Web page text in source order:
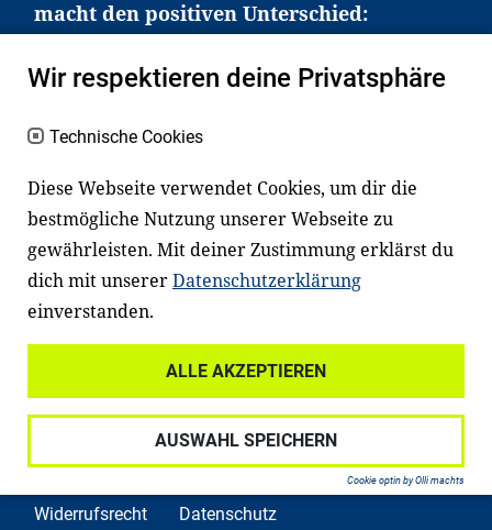
macht den positiven Unterschied:
einem erfolgreichen Berufsleben. Viele
haben aber große Schwierigkeiten dabei.
Unser Angebot richtet sich deshalb gezielt
an Familien sowie an Erzieher*innen,
Lehrer*innen und andere
Fachexpert*innen. Dafür arbeiten wir eng
mit Ministerien, wissenschaftlichen
Widerrufsrecht Datenschutz
Wir respektieren deine Privatsphäre
Technische Cookies
Diese Webseite verwendet Cookies, um dir die
bestmögliche Nutzung unserer Webseite zu
gewährleisten. Mit deiner Zustimmung erklärst du
dich mit unsererDatenschutzerklärung
einverstanden.
ALLE AKZEPTIEREN
AUSWAHL SPEICHERN
Cookie optin by Olli machts